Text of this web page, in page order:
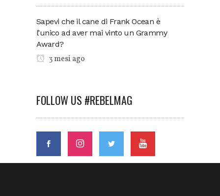
Sapevi che il cane di Frank Ocean è
l’unico ad aver mai vinto un Grammy
Award?
3 mesi ago
FOLLOW US #REBELMAG